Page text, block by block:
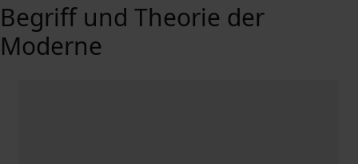
Begriff und Theorie der
Moderne